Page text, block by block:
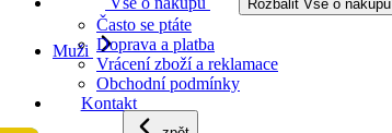
Rozbalit Vše o nákupu
Často se ptáte
Doprava a platba
Vrácení zboží a reklamace
Obchodní podmínky
Kontakt
Muži